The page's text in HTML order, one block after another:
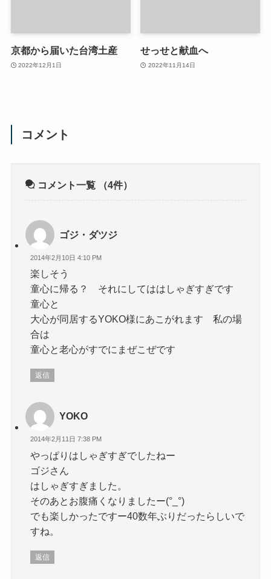
京都から届いた台湾土産
2022年12月1日
せっせと献血へ
2022年11月14日
コメント
コメント一覧 （4件）
ゴジ・ダツジ
2014年2月10日 4:10 PM
楽しそう
童心に帰る？ それにしてははしゃぎすぎです
童心と
大心が同居するYOKO様にあこがれます 私の場
合は
童心と老心がすでにまぜこぜです
返信
YOKO
2014年2月11日 7:38 PM
やっぱりはしゃぎすぎでしたねー
ゴジさん
はしゃぎすぎました。
そのあとお腹痛くなりましたー(°_°)
でも楽しかったですー40数年ぶりだったらしいで
すね。
返信